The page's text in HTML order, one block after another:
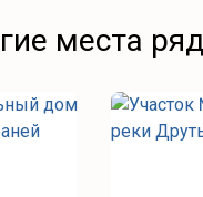
места